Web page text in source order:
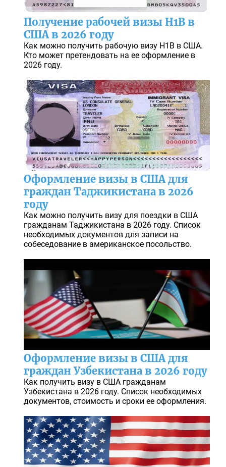
Получение рабочей визы H1B в
США в 2026 году
Как можно получить рабочую визу H1B в США.
Кто может претендовать на ее оформление в
2026 году.
Оформление визы в США для
граждан Таджикистана в 2026
году
Как можно получить визу для поездки в США
гражданам Таджикистана в 2026 году. Список
необходимых документов для записи на
собеседование в американское посольство.
Оформление визы в США для
граждан Узбекистана в 2026 году
Как получить визу в США гражданам
Узбекистана в 2026 году. Список необходимых
документов, стоимость и сроки ее оформления.